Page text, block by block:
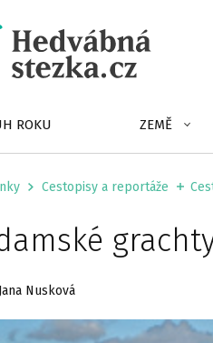
ROKU ZEMĚ
Cestopisy a reportáže
Jana Nusková